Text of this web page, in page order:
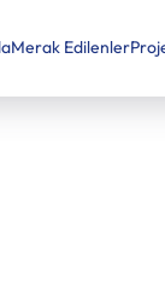
Merak Edilenler